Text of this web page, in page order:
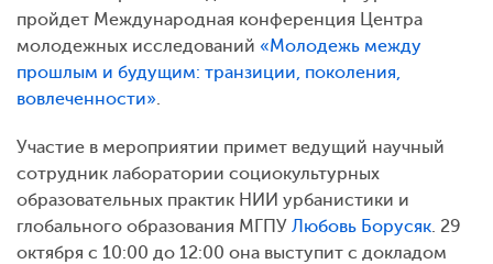
пройдет Международная конференция Центра
молодежных исследований «Молодежь между
прошлым и будущим: транзиции, поколения,
вовлеченности».
Участие в мероприятии примет ведущий научный
сотрудник лаборатории социокультурных
образовательных практик НИИ урбанистики и
глобального образования МГПУ Любовь Борусяк. 29
октября с 10:00 до 12:00 она выступит с докладом